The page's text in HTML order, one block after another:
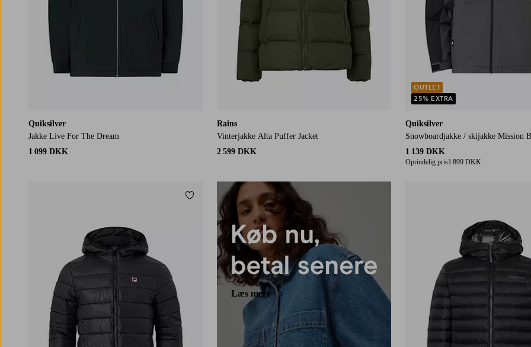
Quiksilver
Jakke Live For The Dream
1 099 DKK
Rains
Vinterjakke Alta Puffer Jacket
2 599 DKK
Quiksilver
Snowboardjakke / skijakke Mission
1 139 DKK
Oprindelig pris1 899 DKK
OUTLET
25% EXTRA
Tilføj til favoritter
Læs mere